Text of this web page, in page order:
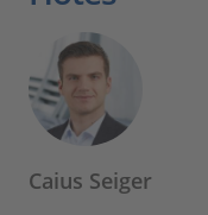
Caius Seiger